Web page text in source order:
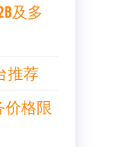
及多
推荐
价格限